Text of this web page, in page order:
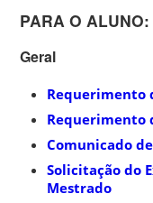
PARA O ALUNO:
Geral
Requerimento
Requerimento
Comunicado
Solicitação do
Mestrado